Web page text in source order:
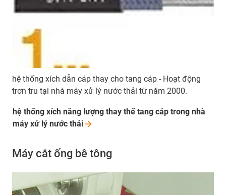
hệ thống xích dẫn cáp thay cho tang cáp - Hoạt động
trơn tru tại nhà máy xử lý nước thải từ năm 2000.
hệ thống xích năng lượng thay thế tang cáp trong nhà
máy xử lý nước thải
Máy cắt ống bê tông